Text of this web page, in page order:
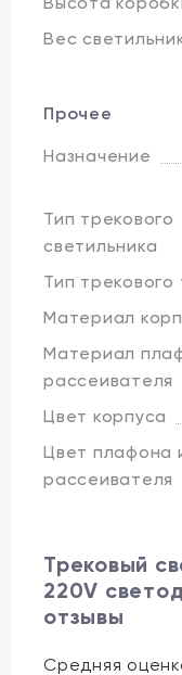
Вес
Прочее
Назначение
Тип трекового
светильника
Тип трекового
Материал
Материал
рассеивателя
Цвет корпуса
Цвет плафона
рассеивателя
Трековый
220V
отзывы
Средняя